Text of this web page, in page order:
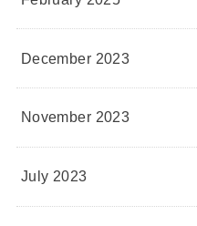
December 2023
November 2023
July 2023